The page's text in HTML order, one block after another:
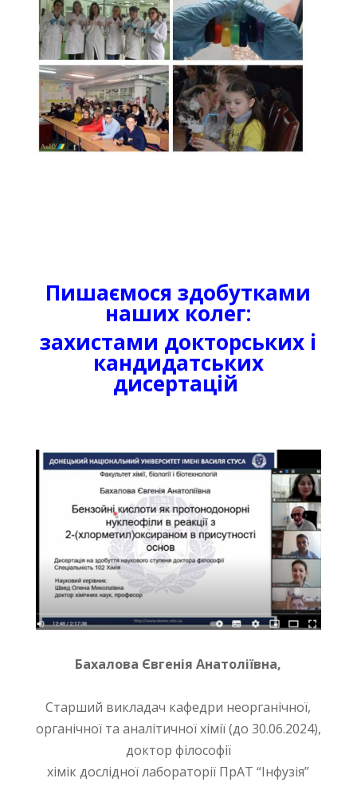
Пишаємося здобутками
наших колег:
захистами докторських і
кандидатських
дисертацій
Бахалова Євгенія Анатоліївна,
Старший викладач кафедри неорганічної,
органічної та аналітичної хімії (до 30.06.2024),
доктор філософії
хімік дослідної лабораторії ПрАТ “Інфузія”